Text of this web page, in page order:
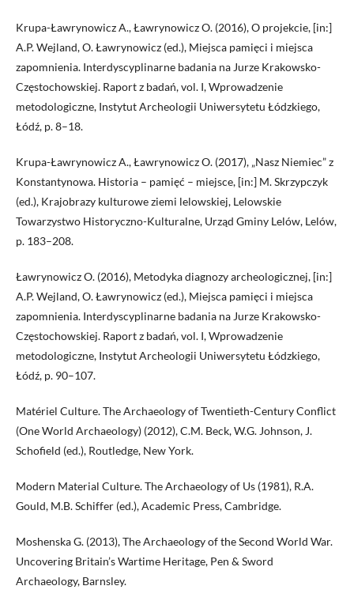
Krupa-Ławrynowicz A., Ławrynowicz O. (2016), O projekcie, [in:]
A.P. Wejland, O. Ławrynowicz (ed.), Miejsca pamięci i miejsca
zapomnienia. Interdyscyplinarne badania na Jurze Krakowsko-
Częstochowskiej. Raport z badań, vol. I, Wprowadzenie
metodologiczne, Instytut Archeologii Uniwersytetu Łódzkiego,
Łódź, p. 8–18.
Krupa-Ławrynowicz A., Ławrynowicz O. (2017), „Nasz Niemiec” z
Konstantynowa. Historia – pamięć – miejsce, [in:] M. Skrzypczyk
(ed.), Krajobrazy kulturowe ziemi lelowskiej, Lelowskie
Towarzystwo Historyczno-Kulturalne, Urząd Gminy Lelów, Lelów,
p. 183–208.
Ławrynowicz O. (2016), Metodyka diagnozy archeologicznej, [in:]
A.P. Wejland, O. Ławrynowicz (ed.), Miejsca pamięci i miejsca
zapomnienia. Interdyscyplinarne badania na Jurze Krakowsko-
Częstochowskiej. Raport z badań, vol. I, Wprowadzenie
metodologiczne, Instytut Archeologii Uniwersytetu Łódzkiego,
Łódź, p. 90–107.
Matériel Culture. The Archaeology of Twentieth-Century Conflict
(One World Archaeology) (2012), C.M. Beck, W.G. Johnson, J.
Schofield (ed.), Routledge, New York.
Modern Material Culture. The Archaeology of Us (1981), R.A.
Gould, M.B. Schiffer (ed.), Academic Press, Cambridge.
Moshenska G. (2013), The Archaeology of the Second World War.
Uncovering Britain’s Wartime Heritage, Pen & Sword
Archaeology, Barnsley.